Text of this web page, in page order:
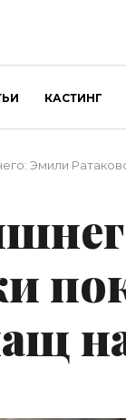
КАСТИНГ
Эмили